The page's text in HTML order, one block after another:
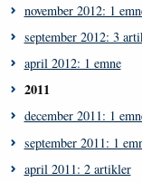
november 2012: 1
september 2012: 3
april 2012: 1 emne
2011
december 2011: 1
september 2011: 1
april 2011: 2 artikler